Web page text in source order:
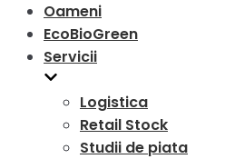
Oameni
EcoBioGreen
Servicii
Logistica
Retail Stock
Studii de piata